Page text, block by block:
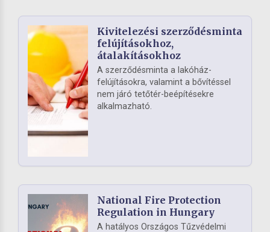
Kivitelezési szerződésminta
felújításokhoz,
átalakításokhoz
A szerződésminta a lakóház-
felújításokra, valamint a bővítéssel
nem járó tetőtér-beépítésekre
alkalmazható.
National Fire Protection
Regulation in Hungary
A hatályos Országos Tűzvédelmi